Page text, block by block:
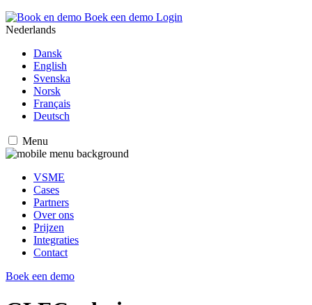
Boek een demo Login
Nederlands
Dansk
English
Svenska
Norsk
Français
Deutsch
Menu
VSME
Cases
Partners
Over ons
Prijzen
Integraties
Contact
Boek een demo